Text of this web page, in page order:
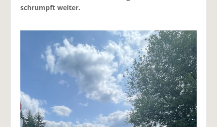
schrumpft weiter.